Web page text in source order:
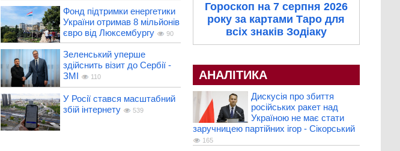
Фонд підтримки енергетики
України отримав 8 мільйонів
євро від Люксембургу
90
Зеленський уперше
здійснить візит до Сербії -
ЗМІ
110
У Росії стався масштабний
збій інтернету
539
Гороскоп на 7 серпня 2026
року за картами Таро для
всіх знаків Зодіаку
АНАЛІТИКА
Дискусія про збиття
російських ракет над
Україною не має стати
заручницею партійних ігор - Сікорський
165